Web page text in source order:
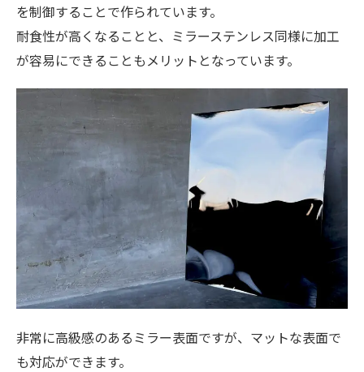
を制御することで作られています。
耐食性が高くなることと、ミラーステンレス同様に加工
が容易にできることもメリットとなっています。
非常に高級感のあるミラー表面ですが、マットな表面で
も対応ができます。